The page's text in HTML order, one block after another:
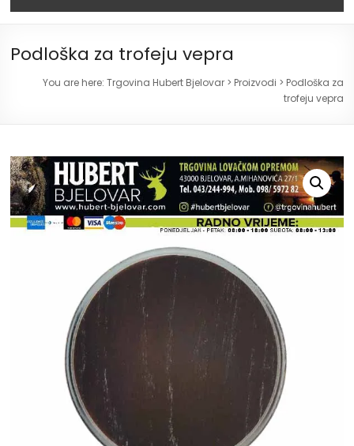
Podloška za trofeju vepra
You are here: Trgovina Hubert Bjelovar> Proizvodi > Podloška za
trofeju vepra